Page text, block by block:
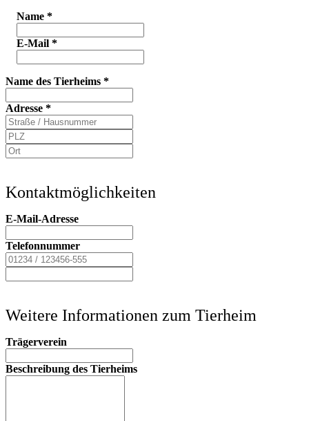
Name *
E-Mail *
Name des Tierheims *
Adresse *
Kontaktmöglichkeiten
E-Mail-Adresse
Telefonnummer
Weitere Informationen zum Tierheim
Trägerverein
Beschreibung des Tierheims